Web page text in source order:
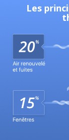
Les